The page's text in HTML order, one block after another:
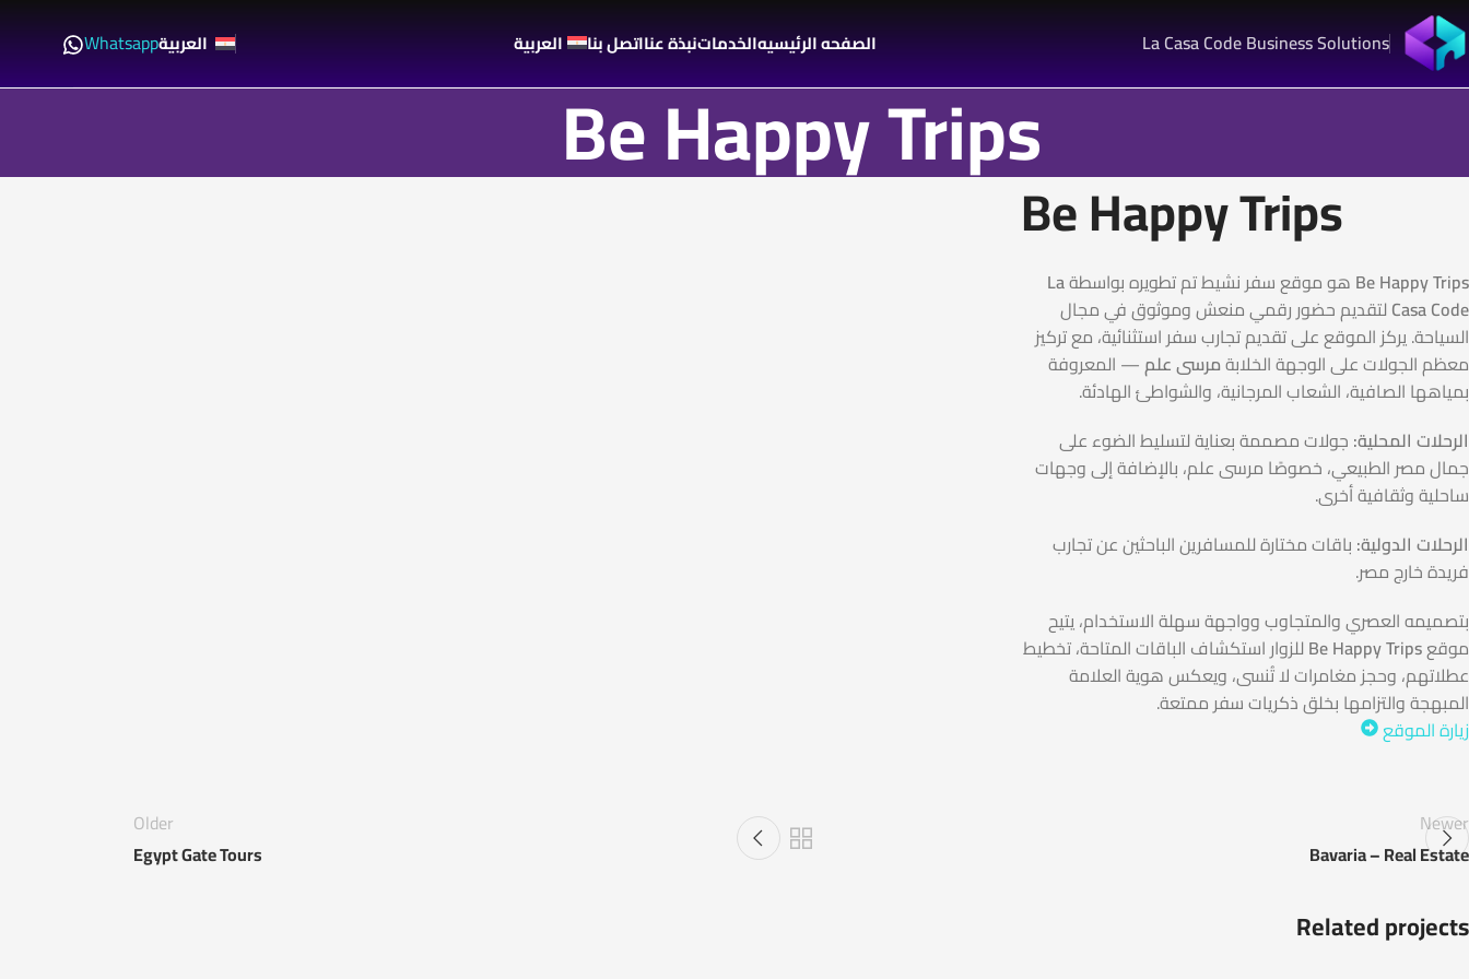
La Casa Code Business Solutions الصفحه الرئيسيهالخدماتنبذة عنااتصل بنا العربية العربيةWhatsapp
Be Happy Trips
Be Happy Trips
Be Happy Trips هو موقع سفر نشيط تم تطويره بواسطةLa
Casa Codeلتقديم حضور رقمي منعش وموثوق في مجال
السياحة. يركز الموقع على تقديم تجارب سفر استثنائية، مع تركيز
معظم الجولات على الوجهة الخلابةمرسى علم— المعروفة
بمياهها الصافية، الشعاب المرجانية، والشواطئ الهادئة.
الرحلات المحلية: جولات مصممة بعناية لتسليط الضوء على
جمال مصر الطبيعي، خصوصًا مرسى علم، بالإضافة إلى وجهات
ساحلية وثقافية أخرى.
الرحلات الدولية: باقات مختارة للمسافرين الباحثين عن تجارب
فريدة خارج مصر.
بتصميمه العصري والمتجاوب وواجهة سهلة الاستخدام، يتيح
موقعBe Happy Tripsللزوار استكشاف الباقات المتاحة، تخطيط
عطلاتهم، وحجز مغامرات لا تُنسى، ويعكس هوية العلامة
المبهجة والتزامها بخلق ذكريات سفر ممتعة.
زيارة الموقع
Newer
Bavaria – Real Estate
Older
Egypt Gate Tours
Related projects